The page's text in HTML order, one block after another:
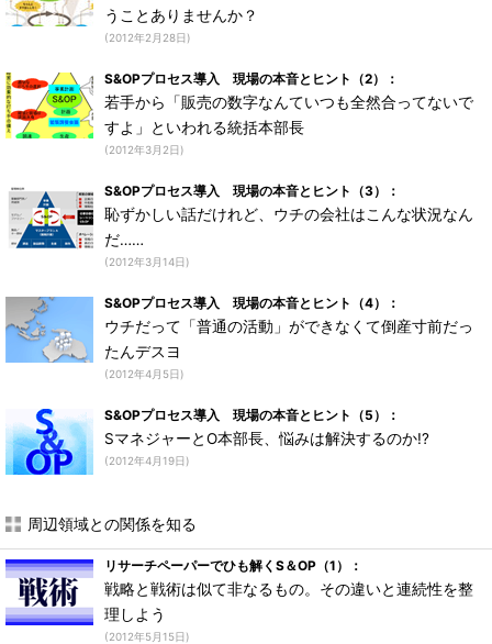
うことありませんか？
(2012年2月28日)
S&OPプロセス導入 現場の本音とヒント（2）：
若手から「販売の数字なんていつも全然合ってないで
すよ」といわれる統括本部長
(2012年3月2日)
S&OPプロセス導入 現場の本音とヒント（3）：
恥ずかしい話だけれど、ウチの会社はこんな状況なん
だ……
(2012年3月14日)
S&OPプロセス導入 現場の本音とヒント（4）：
ウチだって「普通の活動」ができなくて倒産寸前だっ
たんデスヨ
(2012年4月5日)
S&OPプロセス導入 現場の本音とヒント（5）：
SマネジャーとO本部長、悩みは解決するのか!?
(2012年4月19日)
周辺領域との関係を知る
リサーチペーパーでひも解くS＆OP（1）：
戦略と戦術は似て非なるもの。その違いと連続性を整
理しよう
(2012年5月15日)